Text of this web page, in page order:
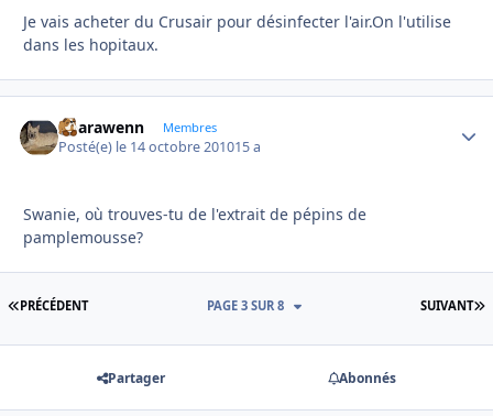
Je vais acheter du Crusair pour désinfecter l'air.On l'utilise
dans les hopitaux.
unarawenn Membres
Posté(e) le 14 octobre 201015 a
Swanie, où trouves-tu de l'extrait de pépins de
pamplemousse?
PREMIÈRE PAGE
PRÉCÉDENT SUIVANT
PAGE 3 SUR 8
Partager Abonnés